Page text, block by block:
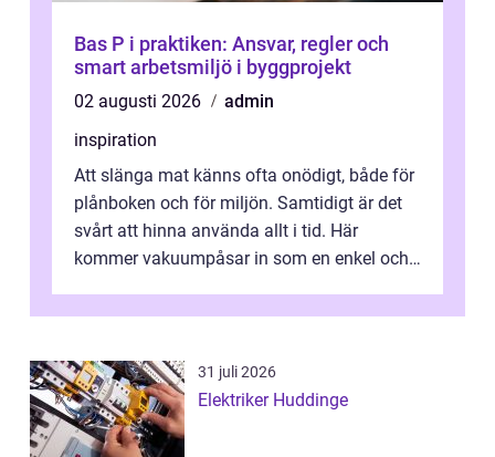
Bas P i praktiken: Ansvar, regler och
smart arbetsmiljö i byggprojekt
02 augusti 2026
admin
inspiration
Att slänga mat känns ofta onödigt, både för
plånboken och för miljön. Samtidigt är det
svårt att hinna använda allt i tid. Här
kommer vakuumpåsar in som en enkel och
31 juli 2026
Elektriker Huddinge